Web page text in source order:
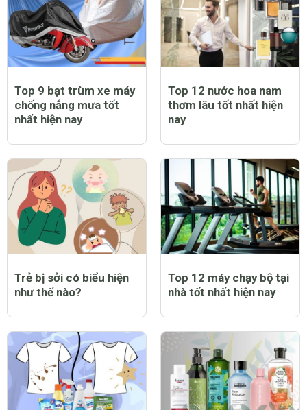
Top 9 bạt trùm xe máy
chống nắng mưa tốt
nhất hiện nay
Top 12 nước hoa nam
thơm lâu tốt nhất hiện
nay
Trẻ bị sởi có biểu hiện
như thế nào?
Top 12 máy chạy bộ tại
nhà tốt nhất hiện nay